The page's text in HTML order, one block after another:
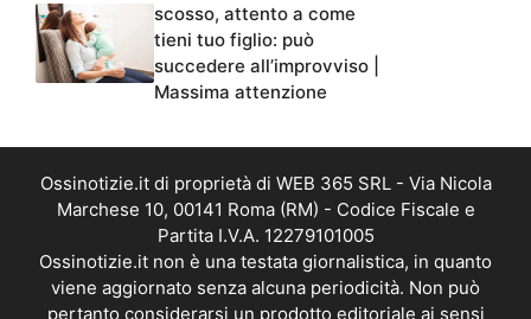
scosso, attento a come
tieni tuo figlio: può
succedere all’improvviso |
Massima attenzione
Ossinotizie.it di proprietà di WEB 365 SRL - Via Nicola
Marchese 10, 00141 Roma (RM) - Codice Fiscale e
Partita I.V.A. 12279101005
Ossinotizie.it non è una testata giornalistica, in quanto
viene aggiornato senza alcuna periodicità. Non può
pertanto considerarsi un prodotto editoriale ai sensi